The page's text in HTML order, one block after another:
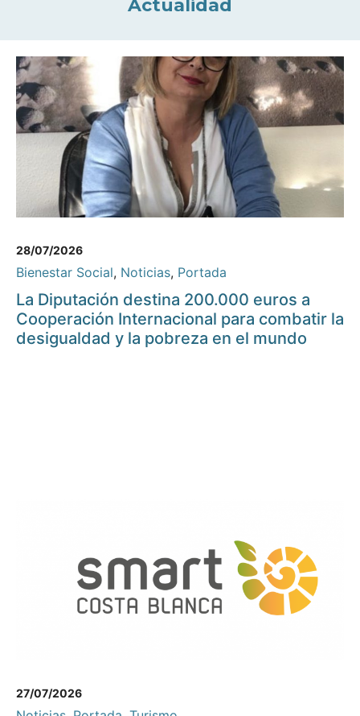
Actualidad
28/07/2026
Bienestar Social, Noticias, Portada
La Diputación destina 200.000 euros a
Cooperación Internacional para combatir la
desigualdad y la pobreza en el mundo
27/07/2026